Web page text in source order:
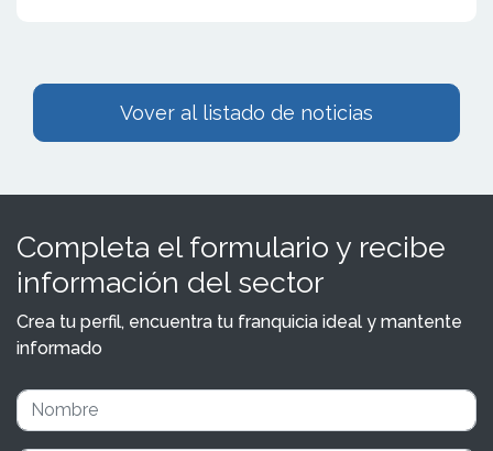
Vover al listado de noticias
Completa el formulario y recibe
información del sector
Crea tu perfil, encuentra tu franquicia ideal y mantente
informado